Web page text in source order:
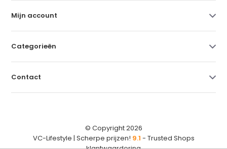
Mijn account
Categorieën
Contact
© Copyright 2026
VC-Lifestyle | Scherpe prijzen! 9.1 - Trusted Shops